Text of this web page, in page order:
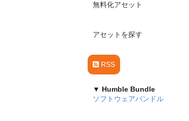
無料化アセット
アセットを探す
RSS
▼ Humble Bundle
ソフトウェアバンドル